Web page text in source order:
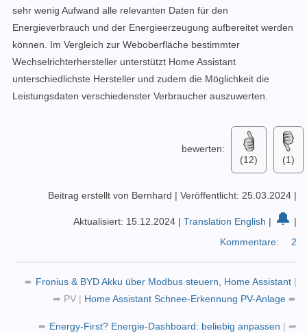
sehr wenig Aufwand alle relevanten Daten für den
Energieverbrauch und der Energieerzeugung aufbereitet werden
können. Im Vergleich zur Weboberfläche bestimmter
Wechselrichterhersteller unterstützt Home Assistant
unterschiedlichste Hersteller und zudem die Möglichkeit die
Leistungsdaten verschiedenster Verbraucher auszuwerten.
bewerten:
(12)
(1)
Beitrag erstellt von Bernhard | Veröffentlicht: 25.03.2024 |
Aktualisiert: 15.12.2024 | Translation English | 🔔 |
Kommentare:
2
➨ Fronius & BYD Akku über Modbus steuern, Home Assistant |
➦ PV | Home Assistant Schnee-Erkennung PV-Anlage ➨
➨ Energy-First? Energie-Dashboard: beliebig anpassen | ➦